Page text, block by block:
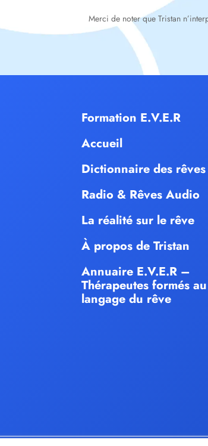
Merci de noter que Tristan
Formation E.V.E.R
Accueil
Dictionnaire des rêves
Radio & Rêves Audio
La réalité sur le rêve
À propos de Tristan
Annuaire E.V.E.R –
Thérapeutes formés au
langage du rêve